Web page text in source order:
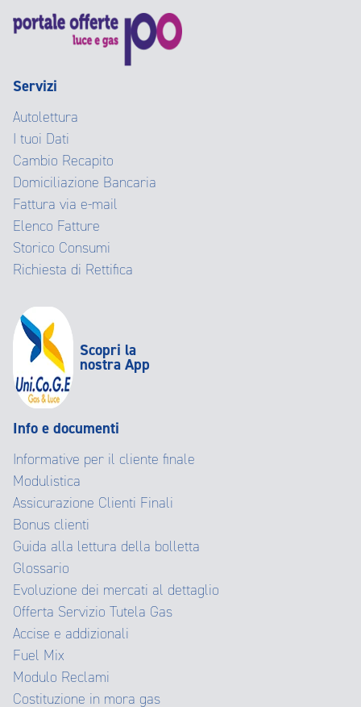
Servizi
Autolettura
I tuoi Dati
Cambio Recapito
Domiciliazione Bancaria
Fattura via e-mail
Elenco Fatture
Storico Consumi
Richiesta di Rettifica
Scopri la
nostra App
Info e documenti
Informative per il cliente finale
Modulistica
Assicurazione Clienti Finali
Bonus clienti
Guida alla lettura della bolletta
Glossario
Evoluzione dei mercati al dettaglio
Offerta Servizio Tutela Gas
Accise e addizionali
Fuel Mix
Modulo Reclami
Costituzione in mora gas